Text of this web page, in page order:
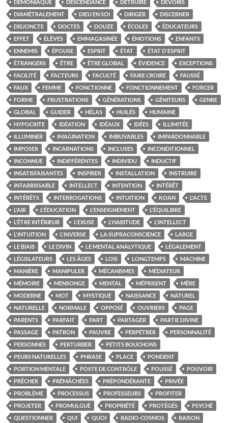
DÉMONIAQUE DESCENDANCE DÉTRUIRE
DEVOIRS
DIAMÉTRALEMENT
DIEU EN SOI DIRIGER
DISCERNER
DISJONCTE
DOCTES DOUZE ÉCOLES
ÉDUCATEURS
EFFET
ÉLÈVES EMMAGASINÉE ÉMOTIONS
ENFANTS
ENNEMIS
ÉPOUSE ESPRIT ÉTAT
ÉTAT D'ESPRIT
ÉTRANGERS
ÊTRE ÊTRE GLOBAL ÉVIDENCE
EXCEPTIONS
FACILITÉ
FACTEURS FACULTÉ FAIRE CROIRE
FAUSSÉ
FAUX
FEMME FONCTIONNE FONCTIONNEMENT
FORCER
FORME
FRUSTRATIONS GÉNÉRATIONS GÉNITEURS
GENRE
GLOBAL
GUIDER HÉLAS HUILÉS
HUMAINE
HYPOCRITE
IDÉATION IDÉAUX IDÉES
ILLIMITÉE
ILLUMINER
IMAGINATION IMBUVABLES
IMPARDONNABLE
IMPOSER
INCARNATIONS INCLUSES
INCONDITIONNEL
INCONNUE
INDIFFÉRENTES INDIVIDU
INDUCTIF
INSATISFAISANTES
INSPIRER INSTALLATION
INSTRUIRE
INTARRISSABLE
INTELLECT INTENTION
INTÉRÊT
INTÉRÊTS
INTERROGATIONS INTUITION KOAN
L'ACTE
L'AIR
L'ÉDUCATION L'ENSEIGNEMENT
L'ÉQUILIBRE
L'ÊTRE INTÉRIEUR
L'EXUSE L'HABITUDE
L'INTELLECT
L'INTUITION
L'INVERSE LA SUPRACONSCIENCE
LARGE
LE BIAIS
LE DIVIN LE MENTAL ANALYTIQUE
LÉGALEMENT
LÉGISLATEURS
LES ÂGES LOIS LONGTEMPS
MACHINE
MANIÈRE
MANIPULER MÉCANISMES
MÉDIATEUR
MÉMOIRE
MENSONGE MENTAL MÉPRISENT
MÈRE
MODERNE
MOT MYSTIQUE NAISSANCE
NATUREL
NATURELLE
NORMALE OPPOSÉ OUVRIERS
PAGE
PARENTS
PARFAIT PART PARTAGER
PARTIE DIVINE
PASSAGE
PATRON PAUVRE PERPÉTRER
PERSONNALITÉ
PERSONNES
PERTURBER
PETITS BOUCHONS
PEURS NATURELLES
PHRASE PLACE
PONDENT
PORTION MENTALE
POSTE DE CONTRÔLE POUSSÉ
POUVOIR
PRÊCHER
PRÉMÂCHÉES PRÉPONDÉRANTE
PRIVÉE
PROBLÈME
PROCESSUS PROFESSEURS
PROFITER
PROJETER
PROMULGUÉ PROPRIÉTÉ PROTÉGÉS
PSYCHÉ
QUESTIONNER
QUI QUOI RADIO-COSMOS
RAISON